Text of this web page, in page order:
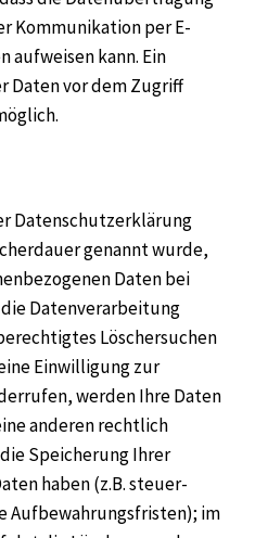
Kommunikation per E-
aufweisen kann. Ein
Daten vor dem Zugriff
Datenschutzerklärung
genannt wurde,
Daten bei
Datenverarbeitung
Löschersuchen
Einwilligung zur
werden Ihre Daten
anderen rechtlich
Speicherung Ihrer
haben (z.B. steuer-
Aufbewahrungsfristen); im